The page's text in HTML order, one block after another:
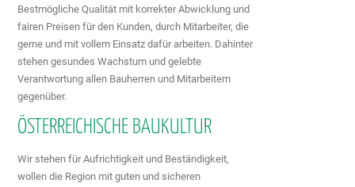
Bestmögliche Qualität mit korrekter Abwicklung und
fairen Preisen für den Kunden, durch Mitarbeiter, die
gerne und mit vollem Einsatz dafür arbeiten. Dahinter
stehen gesundes Wachstum und gelebte
Verantwortung allen Bauherren und Mitarbeitern
gegenüber.
ÖSTERREICHISCHE BAUKULTUR
Wir stehen für Aufrichtigkeit und Beständigkeit,
wollen die Region mit guten und sicheren